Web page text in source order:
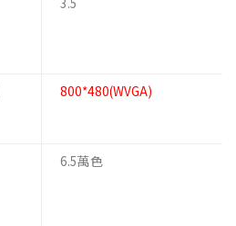
800*480(WVGA)
6.5萬色